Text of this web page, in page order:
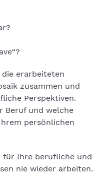
die erarbeiteten
zusammen und
Perspektiven.
Beruf und welche
persönlichen
für Ihre berufliche und
nie wieder arbeiten.